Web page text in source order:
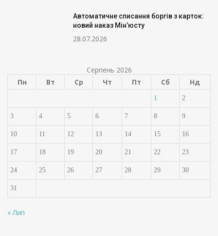
Автоматичне списання боргів з карток:
новий наказ Мін’юсту
28.07.2026
Серпень 2026
Пн
Вт Ср Чт Пт Сб Нд
1 2
3 4 5 6 7 8 9
10 11 12 13 14 15 16
17 18 19 20 21 22 23
24 25 26 27 28 29 30
31
« Лип